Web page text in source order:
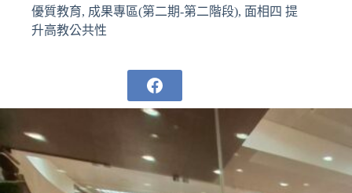
優質教育, 成果專區(第二期-第二階段), 面相四 提
升高教公共性